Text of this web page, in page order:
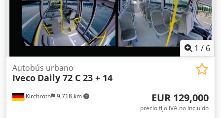
1 / 6
Kirchroth 9,718 km
Autobús urbano
Iveco Daily 72 C 23 + 14
EUR 129,000
precio fijo IVA no incluído